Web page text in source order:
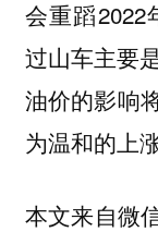
会重蹈2022
过山车主要
油价的影响
为温和的上
本文来自微